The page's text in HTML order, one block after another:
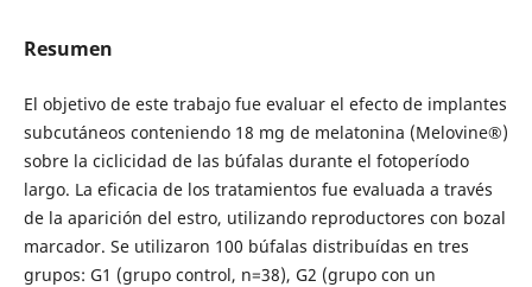
Resumen
El objetivo de este trabajo fue evaluar el efecto de implantes
subcutáneos conteniendo 18 mg de melatonina (Melovine®)
sobre la ciclicidad de las búfalas durante el fotoperíodo
largo. La eficacia de los tratamientos fue evaluada a través
de la aparición del estro, utilizando reproductores con bozal
marcador. Se utilizaron 100 bú­falas distribuídas en tres
grupos: G1 (grupo control, n=38), G2 (grupo con un